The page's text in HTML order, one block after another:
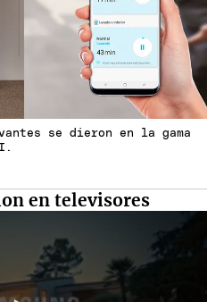
se dieron en la gama
en televisores